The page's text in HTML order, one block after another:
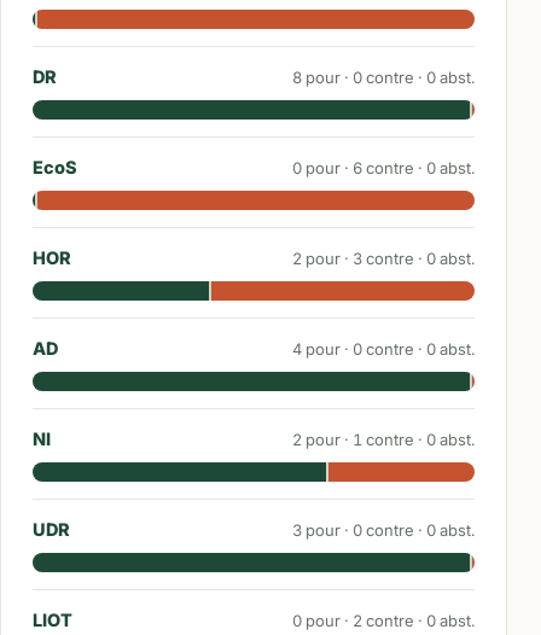
DR 8 pour · 0contre · 0abst.
EcoS 0 pour · 6contre · 0abst.
HOR 2 pour · 3contre · 0abst.
AD 4 pour · 0contre · 0abst.
NI 2 pour · 1 contre · 0abst.
UDR 3 pour · 0contre · 0abst.
LIOT 0 pour · 2 contre · 0abst.